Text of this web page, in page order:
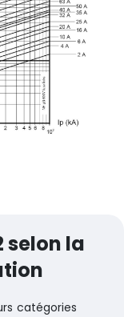
selon la
catégories